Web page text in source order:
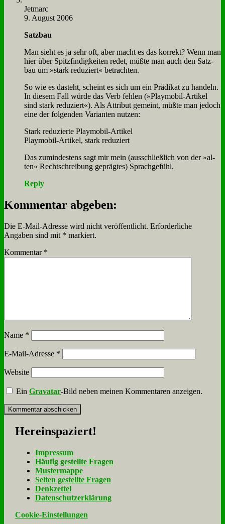
Jet­m­arc
9. August 2006
Satz­bau
Man sieht es ja sehr oft, aber macht es das kor­rekt? Wenn man
hier über Spitz­fin­dig­kei­ten re­det, müß­te man auch den Satz­
bau um »stark re­du­ziert« be­trach­ten.
So wie es da­steht, scheint es sich um ein Prä­di­kat zu han­deln.
In die­sem Fall wür­de das Verb feh­len (»Play­mo­bil-Ar­ti­kel
sind stark re­du­ziert«). Als At­tri­but ge­meint, müß­te man je­doch
ei­ne der fol­gen­den Va­ri­an­ten nut­zen:
Stark re­du­zier­te Play­mo­bil-Ar­ti­kel
Play­mo­bil-Ar­ti­kel, stark re­du­ziert
Das zu­min­de­stens sagt mir mein (aus­schließ­lich von der »al­
ten« Recht­schrei­bung ge­präg­tes) Sprach­ge­fühl.
Reply
Kommentar abgeben:
Die E-Mail-Adresse wird nicht veröffentlicht. Erforderliche
Angaben sind mit * markiert.
Kommentar *
Name *
E-Mail-Adresse *
Website
EinGravatar-Bild neben meinen Kommentaren anzeigen.
Her­ein­spa­ziert!
Im­pres­sum
Häu­fig ge­stell­te Fra­gen
Mu­ster­map­pe
Sel­ten ge­stell­te Fra­gen
Denk­zet­tel
Da­ten­schutz­er­klä­rung
Cookie-Einstellungen